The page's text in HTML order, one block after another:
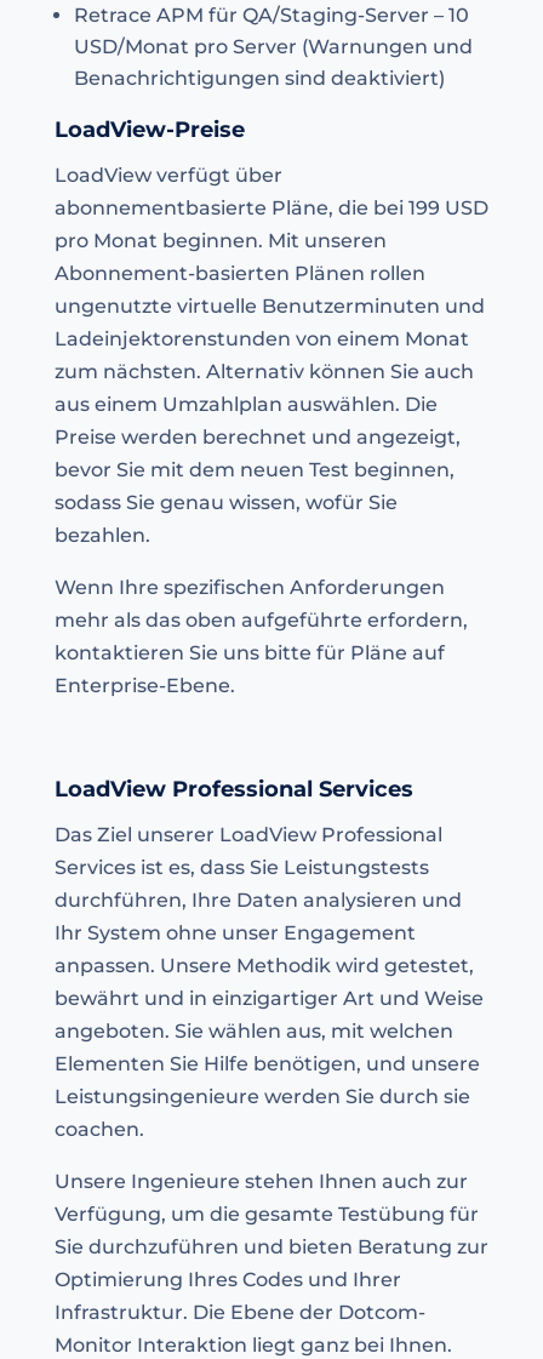
Retrace APM für QA/Staging-Server – 10
USD/Monat pro Server (Warnungen und
Benachrichtigungen sind deaktiviert)
LoadView-Preise
LoadView verfügt über
abonnementbasierte Pläne, die bei 199 USD
pro Monat beginnen. Mit unseren
Abonnement-basierten Plänen rollen
ungenutzte virtuelle Benutzerminuten und
Ladeinjektorenstunden von einem Monat
zum nächsten. Alternativ können Sie auch
aus einem Umzahlplan auswählen. Die
Preise werden berechnet und angezeigt,
bevor Sie mit dem neuen Test beginnen,
sodass Sie genau wissen, wofür Sie
bezahlen.
Wenn Ihre spezifischen Anforderungen
mehr als das oben aufgeführte erfordern,
kontaktieren Sie uns bitte für Pläne auf
Enterprise-Ebene.
LoadView Professional Services
Das Ziel unserer LoadView Professional
Services ist es, dass Sie Leistungstests
durchführen, Ihre Daten analysieren und
Ihr System ohne unser Engagement
anpassen. Unsere Methodik wird getestet,
bewährt und in einzigartiger Art und Weise
angeboten. Sie wählen aus, mit welchen
Elementen Sie Hilfe benötigen, und unsere
Leistungsingenieure werden Sie durch sie
coachen.
Unsere Ingenieure stehen Ihnen auch zur
Verfügung, um die gesamte Testübung für
Sie durchzuführen und bieten Beratung zur
Optimierung Ihres Codes und Ihrer
Infrastruktur. Die Ebene der Dotcom-
Monitor Interaktion liegt ganz bei Ihnen.